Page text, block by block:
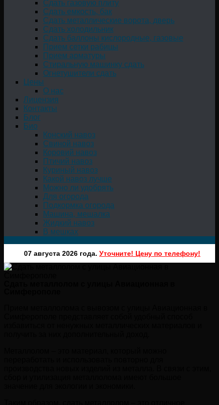
Сдать газовую плиту
Сдать емкость, бак
Cдать металлические ворота, дверь
Сдать холодильник
Сдать баллоны кислородные, газовые
Прием сетки рабицы
Прием арматуры
Стиральную машинку сдать
Огнетушители сдать
Цены
О нас
Лицензия
Контакты
Блог
Био
Конский навоз
Свиной навоз
Коровий навоз
Птичий навоз
Куриный навоз
Какой навоз лучше
Можно ли удобрять
Для огорода
Подкормка огорода
Машина, мешалка
Жидкий навоз
В мешках
07 августа 2026 года. Уточните! Цену по телефону!